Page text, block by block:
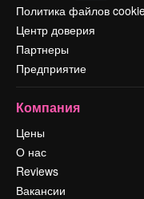
Политика файлов
Центр доверия
Партнеры
Предприятие
Компания
Цены
О нас
Reviews
Вакансии